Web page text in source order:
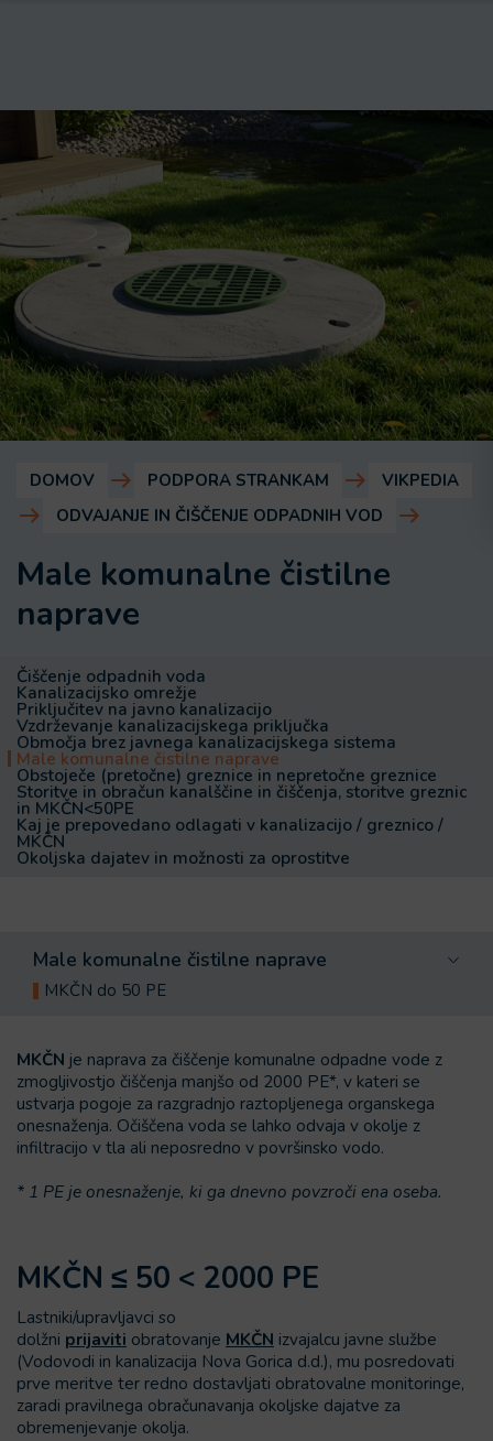
DOMOV PODPORA STRANKAM
VIKPEDIA
ODVAJANJE IN ČIŠČENJE ODPADNIH VOD
Male komunalne čistilne
naprave
Čiščenje odpadnih voda
Kanalizacijsko omrežje
Priključitev na javno kanalizacijo
Vzdrževanje kanalizacijskega priključka
Območja brez javnega kanalizacijskega sistema
Male komunalne čistilne naprave
Obstoječe (pretočne) greznice in nepretočne greznice
Storitve in obračun kanalščine in čiščenja, storitve greznic
in MKČN<50PE
Kaj je prepovedano odlagati v kanalizacijo / greznico /
MKČN
Okoljska dajatev in možnosti za oprostitve
Male komunalne čistilne naprave
MKČN do 50 PE
MKČN je naprava za čiščenje komunalne odpadne vode z
zmogljivostjo čiščenja manjšo od 2000 PE*, v kateri se
ustvarja pogoje za razgradnjo raztopljenega organskega
onesnaženja. Očiščena voda se lahko odvaja v okolje z
infiltracijo v tla ali neposredno v površinsko vodo.
* 1 PE je onesnaženje, ki ga dnevno povzroči ena oseba.
MKČN ≤ 50 < 2000 PE
Lastniki/upravljavci so
dolžni prijaviti obratovanje MKČN izvajalcu javne službe
(Vodovodi in kanalizacija Nova Gorica d.d.), mu posredovati
prve meritve ter redno dostavljati obratovalne monitoringe,
zaradi pravilnega obračunavanja okoljske dajatve za
obremenjevanje okolja.